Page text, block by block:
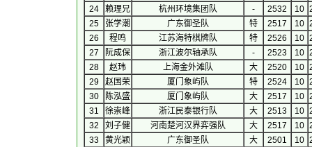
24
赖理兄 杭州环境集团队 - 2532 10
25
张学潮 广东御圣队 特 2517 10
26
程鸣 江苏海特棋牌队 特 2526 10
27
阮成保 浙江波尔轴承队 - 2523 10
28
赵玮 上海金外滩队 大 2520 10
29
赵国荣 厦门象屿队 特 2524 10
30
陈泓盛 厦门象屿队 大 2517 10
31
徐崇峰 浙江民泰银行队 大 2513 10
32
刘子健 河南楚河汉界弈强队 大 2517 10
33
黄光颖 广东御圣队 大 2501 10